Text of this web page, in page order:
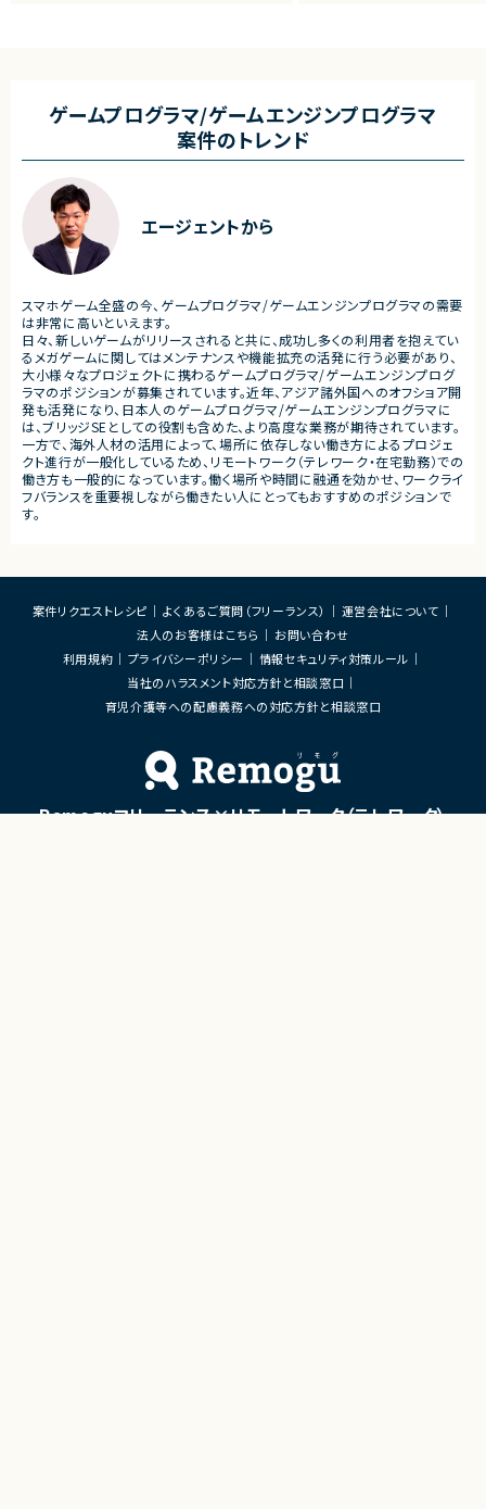
・詳細設計書、テスト仕様書等のドキュメント
作成
・成果物レビューおよび品質管理
・開発メンバーへの技術支援、進捗管理
■体制
・少人数体制でのプロジェクト推進
・クライアントおよび開発メンバーとのコミュ
ニケーションあり
■募集背景
プロジェクト拡大に伴う増員募集
・要件整理および要件定義支
・バックエンドシステムの設計
・リリース対応および品質向
■担当工程
・要件定義
・基本設計
・詳細設計
・実装
・テスト
・リリース対応
■その他補足
・複数ベンダーによる混成チ
・全体約100名規模の大型プ
ゲームプログラマ/ゲームエンジンプログラマ
案件のトレンド
エージェントから
スマホゲーム全盛の今、ゲームプログラマ/ゲームエンジンプログラマの需要
は非常に高いといえます。
日々、新しいゲームがリリースされると共に、成功し多くの利用者を抱えてい
るメガゲームに関してはメンテナンスや機能拡充の活発に行う必要があり、
大小様々なプロジェクトに携わるゲームプログラマ/ゲームエンジンプログ
ラマのポジションが募集されています。近年、アジア諸外国へのオフショア開
発も活発になり、日本人のゲームプログラマ/ゲームエンジンプログラマに
は、ブリッジSEとしての役割も含めた、より高度な業務が期待されています。
一方で、海外人材の活用によって、場所に依存しない働き方によるプロジェ
クト進行が一般化しているため、リモートワーク（テレワーク・在宅勤務）での
働き方も一般的になっています。働く場所や時間に融通を効かせ、ワークライ
フバランスを重要視しながら働きたい人にとってもおすすめのポジションで
す。
案件リクエストレシピ よくあるご質問（フリーランス）
運営会社について
法人のお客様はこちら
お問い合わせ
利用規約
プライバシーポリシー
情報セキュリティ対策ルール
当社のハラスメント対応方針と相談窓口
育児介護等への配慮義務への対応方針と相談窓口
Remoguフリーランス×リモートワーク（テレワーク）